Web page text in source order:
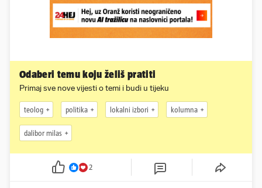
Odaberi temu koju želiš pratiti
Primaj sve nove vijesti o temi i budi u tijeku
teolog politika lokalni izbori kolumna
dalibor milas
2